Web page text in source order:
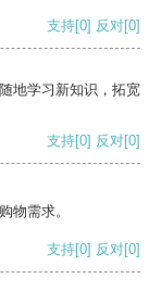
支持[0] 反对[0]
地学习新知识，拓宽
支持[0] 反对[0]
物需求。
支持[0] 反对[0]